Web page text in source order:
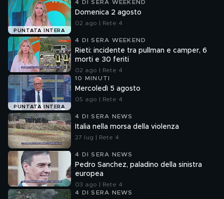
PUNTATA INTERA
4 DI SERA WEEKEND
Domenica 2 agosto
02 ago | Rete 4
4 DI SERA WEEKEND
Rieti: incidente tra pullman e camper, 6
morti e 30 feriti
02 ago | Rete 4
PUNTATA INTERA
10 MINUTI
Mercoledì 5 agosto
05 ago | Rete 4
4 DI SERA NEWS
Italia nella morsa della violenza
27 lug | Rete 4
4 DI SERA NEWS
Pedro Sanchez, paladino della sinistra
europea
03 ago | Rete 4
4 DI SERA NEWS